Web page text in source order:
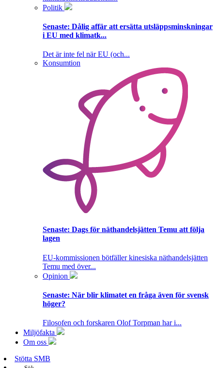
Politik
Senaste: Dålig affär att ersätta utsläppsminskningar
i EU med klimatk...
Det är inte fel när EU (och...
Konsumtion
Senaste: Dags för näthandelsjätten Temu att följa
lagen
EU-kommissionen bötfäller kinesiska näthandelsjätten
Temu med över...
Opinion
Senaste: När blir klimatet en fråga även för svensk
höger?
Filosofen och forskaren Olof Torpman har i...
Miljöfakta
Om oss
Stötta SMB